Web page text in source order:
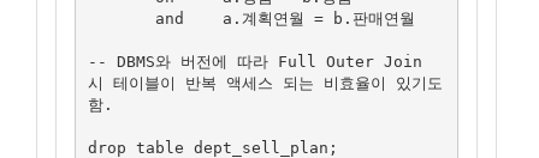
-- DBMS와 버전에 따라 Full Outer Join
시 테이블이 반복 액세스 되는 비효율이 있기도
함.
drop table dept_sell_plan;